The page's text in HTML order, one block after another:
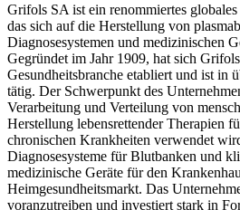
Grifols SA ist ein renommiertes
das sich auf die Herstellung von
Diagnosesystemen und medizinischen
Gegründet im Jahr 1909, hat sich
Gesundheitsbranche etabliert und ist in
tätig. Der Schwerpunkt des
Verarbeitung und Verteilung von
Herstellung lebensrettender Therapien
chronischen Krankheiten verwendet
Diagnosesysteme für Blutbanken und
medizinische Geräte für den
Heimgesundheitsmarkt. Das
voranzutreiben und investiert stark in